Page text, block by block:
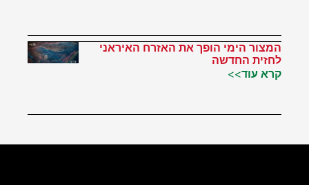
המצור הימי הופך את האזרח האיראני
לחזית החדשה
קרא עוד>>